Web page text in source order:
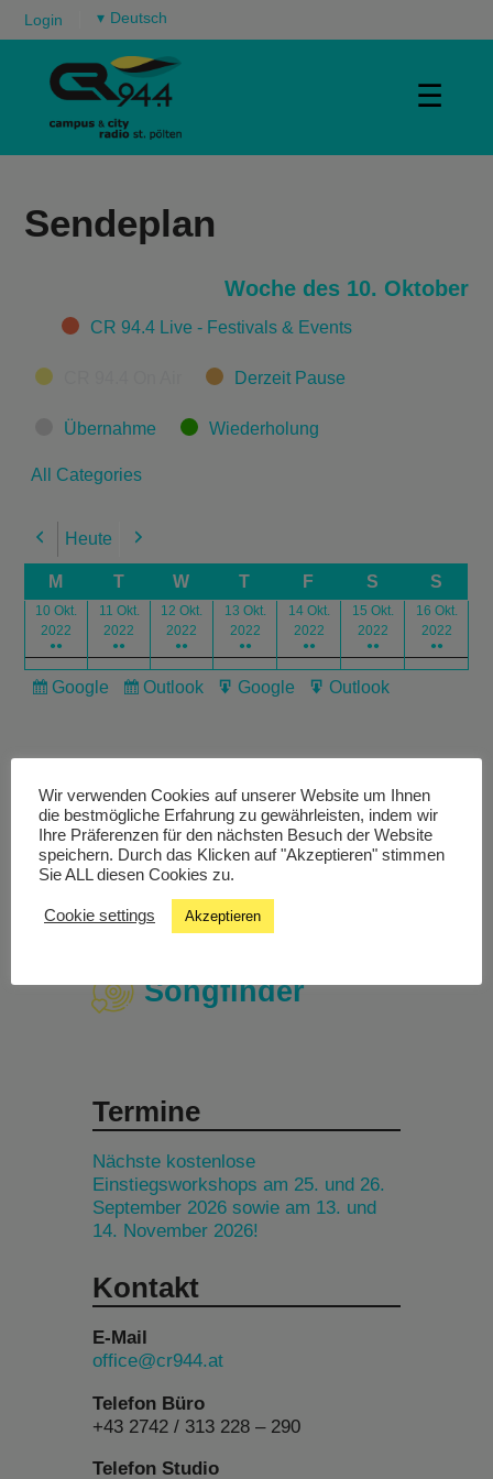
Login ▾
☰
Sendeplan
Woche des 10. Oktober
CategoriesCR 94.4 Live - Festivals & Events
Derzeit Pause
Übernahme Wiederholung
All Categories
Previous
Heute Next
M T W T F S S
10 Okt.
2022
●●
11 Okt.
2022
●●
12 Okt.
2022
●●
13 Okt.
2022
●●
14 Okt.
2022
●●
15 Okt.
2022
●●
16 Okt.
2022
●●
Subscribe
Google
Subscribe
Outlook
Export
Google
Export
Outlook
Livestream
Studiochat
Songfinder
Termine
Nächste kostenlose
Einstiegsworkshops am 25. und 26.
September 2026 sowie am 13. und
14. November 2026!
Kontakt
E-Mail
office@cr944.at
Telefon Büro
+43 2742 / 313 228 – 290
Telefon Studio
Wir verwenden Cookies auf unserer Website um Ihnen
die bestmögliche Erfahrung zu gewährleisten, indem wir
Ihre Präferenzen für den nächsten Besuch der Website
speichern. Durch das Klicken auf "Akzeptieren" stimmen
Sie ALL diesen Cookies zu.
Cookie settings Akzeptieren